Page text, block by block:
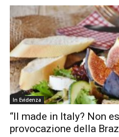
In Evidenza
“Il made in Italy? Non
provocazione della